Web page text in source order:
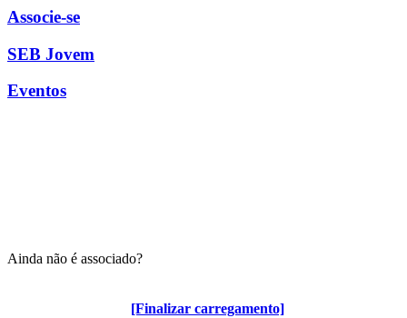
[Finalizar carregamento]
Associe-se
SEB Jovem
Eventos
Ainda não é associado?
Algumas vantagens para associados